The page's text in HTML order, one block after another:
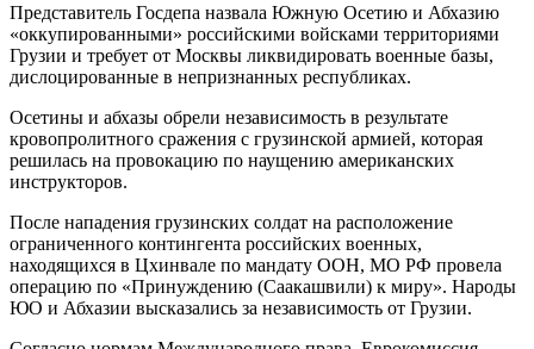
Представитель Госдепа назвала Южную Осетию и Абхазию
«оккупированными» российскими войсками территориями
Грузии и требует от Москвы ликвидировать военные базы,
дислоцированные в непризнанных республиках.
Осетины и абхазы обрели независимость в результате
кровопролитного сражения с грузинской армией, которая
решилась на провокацию по наущению американских
инструкторов.
После нападения грузинских солдат на расположение
ограниченного контингента российских военных,
находящихся в Цхинвале по мандату ООН, МО РФ провела
операцию по «Принуждению (Саакашвили) к миру». Народы
ЮО и Абхазии высказались за независимость от Грузии.